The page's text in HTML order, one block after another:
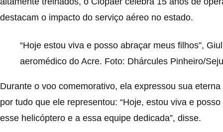
destacam o impacto do serviço aéreo no estado.
“Hoje estou viva e posso abraçar meus filhos”,
aeromédico do Acre. Foto: Dhárcules Pinheiro/
Durante o voo comemorativo, ela expressou sua
por tudo que ele representou: “Hoje, estou viva e
esse helicóptero e a essa equipe dedicada”, disse.